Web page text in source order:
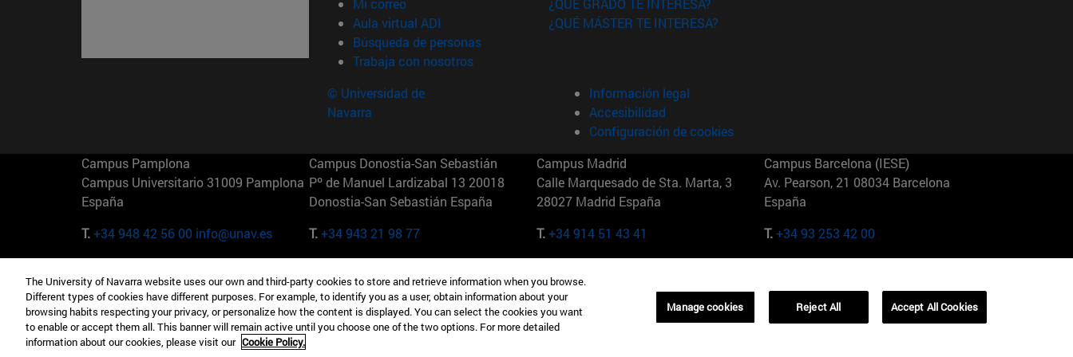
Mi correo
Aula virtual ADI (abre en nueva ventana)
Búsqueda de personas(abre en nueva ventana)
Trabaja con nosotros(abre en nueva ventana)
¿QUÉ GRADO TE INTERESA?
¿QUÉ MÁSTER TE INTERESA?
© Universidad de
Navarra
Información legal
Accesibilidad
Configuración de cookies
Campus Pamplona
Campus Universitario 31009 Pamplona
España
T.+34 948 42 56 00 info@unav.es
Campus Donostia-San Sebastián
Pº de Manuel Lardizabal 13 20018
Donostia-San Sebastián España
T.+34 943 21 98 77
Campus Madrid
Calle Marquesado de Sta. Marta, 3
28027 Madrid España
T.+34 914 51 43 41
Campus Barcelona (IESE)
Av. Pearson, 21 08034 Barcelona
España
T.+34 93 253 42 00
Camino del Cerro Águila 3 28023
Madrid España
T.+34 912 11 30 00
165 W 57th St 10019-2201 Nueva York
EE.UU
T.+1 646 346 8850
Maria-Theresia-Straße 15 81675
Múnich Alemania
T.+49 89 24209790
01321001 Bela Vista Brasil
The University of Navarra website uses our own and third-party cookies to store and retrieve information when you browse.
Different types of cookies have different purposes. For example, to identify you as a user, obtain information about your
browsing habits respecting your privacy, or personalize how the content is displayed. You can select the cookies you want
to enable or accept them all. This banner will remain active until you choose one of the two options. For more detailed
information about our cookies, please visit our Cookie Policy.
Manage cookies Reject All Accept All Cookies